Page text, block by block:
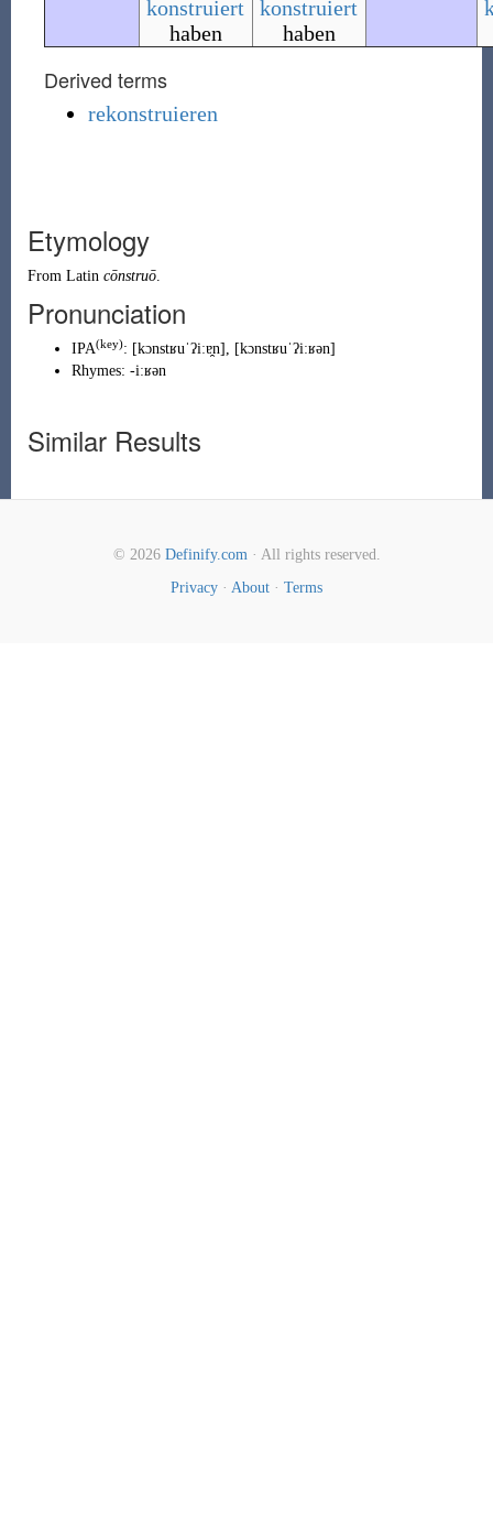
konstruiert
haben
konstruiert
haben
Derived terms
rekonstruieren
Etymology
From Latin cōnstruō.
Pronunciation
IPA(key): [kɔnstʁuˈʔiːɐ̯n] , [kɔnstʁuˈʔiːʁən]
Rhymes: -iːʁən
Similar Results
© 2026 Definify.com· All rights reserved.
Privacy · About · Terms